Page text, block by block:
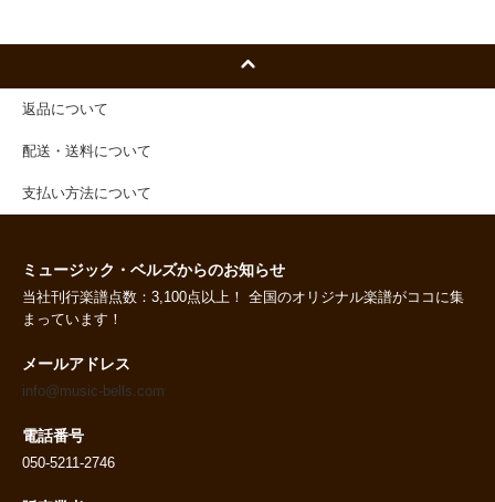
返品について
配送・送料について
支払い方法について
ミュージック・ベルズからのお知らせ
当社刊行楽譜点数：3,100点以上！ 全国のオリジナル楽譜がココに集
まっています！
メールアドレス
info@music-bells.com
電話番号
050-5211-2746